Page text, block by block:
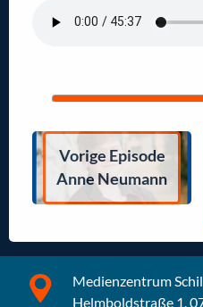
Vorige Episode
Anne Neumann
Medienzentrum
Helmboldstraße 1,